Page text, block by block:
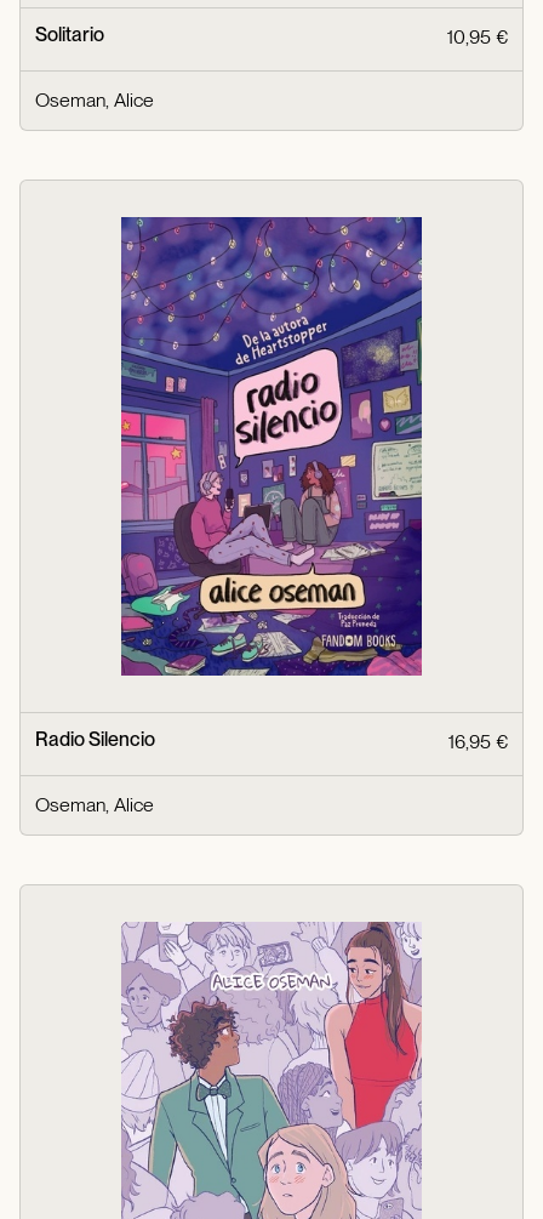
Solitario 10,95 €
Oseman, Alice
Radio Silencio 16,95 €
Oseman, Alice